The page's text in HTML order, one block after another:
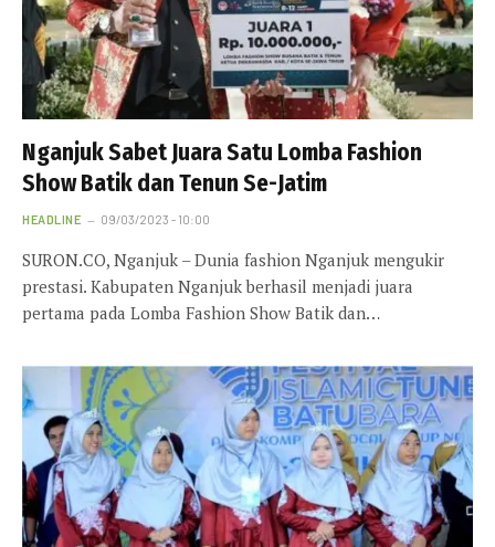
Nganjuk Sabet Juara Satu Lomba Fashion
Show Batik dan Tenun Se-Jatim
HEADLINE 09/03/2023 - 10:00
SURON.CO, Nganjuk – Dunia fashion Nganjuk mengukir
prestasi. Kabupaten Nganjuk berhasil menjadi juara
pertama pada Lomba Fashion Show Batik dan…